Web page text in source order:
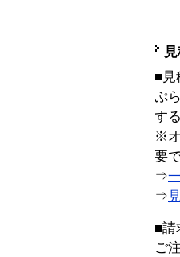
■見
ぷ
す
※
要
⇒
⇒
■請
ご